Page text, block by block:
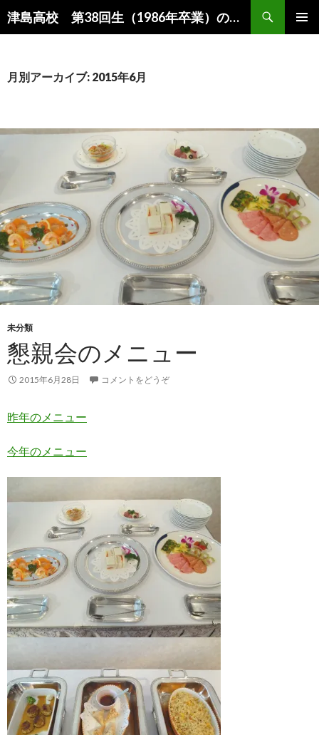
津島高校 第38回生（1986年卒業）のホームページ
検
索
ン
動
月別アーカイブ: 2015年6月
未分類
懇親会のメニュー
2015年6月28日 コメントをどうぞ
昨年のメニュー
今年のメニュー